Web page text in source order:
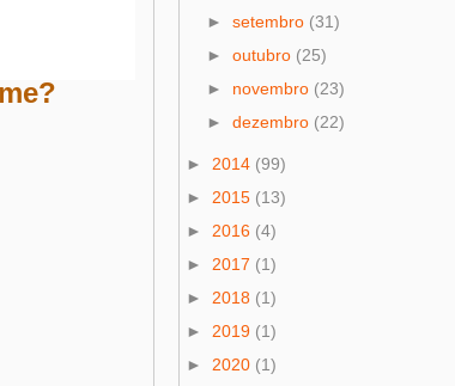
► setembro (31)
► outubro (25)
► novembro (23)
► dezembro (22)
► 2014 (99)
► 2015 (13)
► 2016 (4)
► 2017 (1)
► 2018 (1)
► 2019 (1)
► 2020 (1)